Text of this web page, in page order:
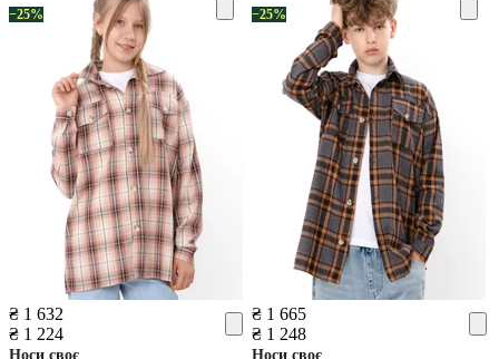
−25%
₴ 1 632
₴ 1 224
Носи своє
−25%
₴ 1 665
₴ 1 248
Носи своє